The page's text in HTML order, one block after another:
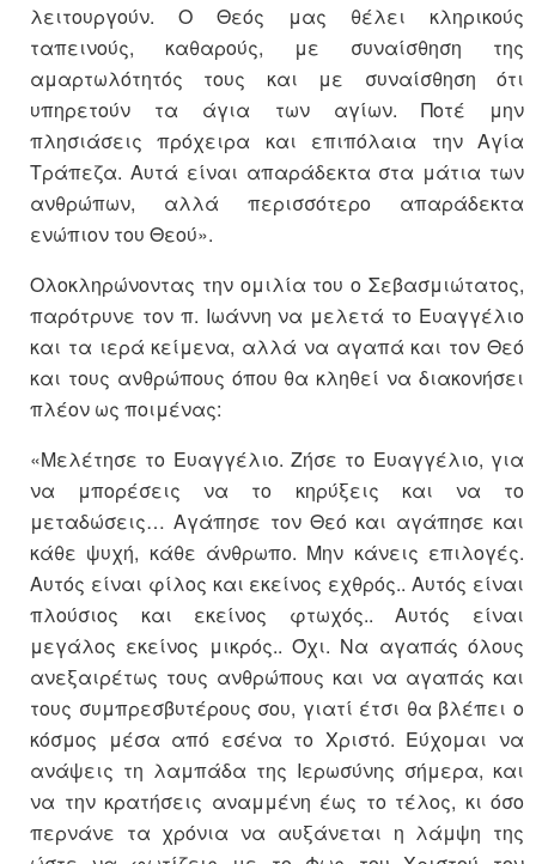
λειτουργούν. Ο Θεός μας θέλει κληρικούς
ταπεινούς, καθαρούς, με συναίσθηση της
αμαρτωλότητός τους και με συναίσθηση ότι
υπηρετούν τα άγια των αγίων. Ποτέ μην
πλησιάσεις πρόχειρα και επιπόλαια την Αγία
Τράπεζα. Αυτά είναι απαράδεκτα στα μάτια των
ανθρώπων, αλλά περισσότερο απαράδεκτα
ενώπιον του Θεού».
Ολοκληρώνοντας την ομιλία του ο Σεβασμιώτατος,
παρότρυνε τον π. Ιωάννη να μελετά το Ευαγγέλιο
και τα ιερά κείμενα, αλλά να αγαπά και τον Θεό
και τους ανθρώπους όπου θα κληθεί να διακονήσει
πλέον ως ποιμένας:
«Μελέτησε το Ευαγγέλιο. Ζήσε το Ευαγγέλιο, για
να μπορέσεις να το κηρύξεις και να το
μεταδώσεις… Αγάπησε τον Θεό και αγάπησε και
κάθε ψυχή, κάθε άνθρωπο. Μην κάνεις επιλογές.
Αυτός είναι φίλος και εκείνος εχθρός.. Αυτός είναι
πλούσιος και εκείνος φτωχός.. Αυτός είναι
μεγάλος εκείνος μικρός.. Όχι. Να αγαπάς όλους
ανεξαιρέτως τους ανθρώπους και να αγαπάς και
τους συμπρεσβυτέρους σου, γιατί έτσι θα βλέπει ο
κόσμος μέσα από εσένα το Χριστό. Εύχομαι να
ανάψεις τη λαμπάδα της Ιερωσύνης σήμερα, και
να την κρατήσεις αναμμένη έως το τέλος, κι όσο
περνάνε τα χρόνια να αυξάνεται η λάμψη της